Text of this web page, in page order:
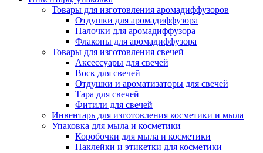
Товары для изготовления аромадиффузоров
Отдушки для аромадиффузора
Палочки для аромадиффузора
Флаконы для аромадиффузора
Товары для изготовления свечей
Аксессуары для свечей
Воск для свечей
Отдушки и ароматизаторы для свечей
Тара для свечей
Фитили для свечей
Инвентарь для изготовления косметики и мыла
Упаковка для мыла и косметики
Коробочки для мыла и косметики
Наклейки и этикетки для косметики